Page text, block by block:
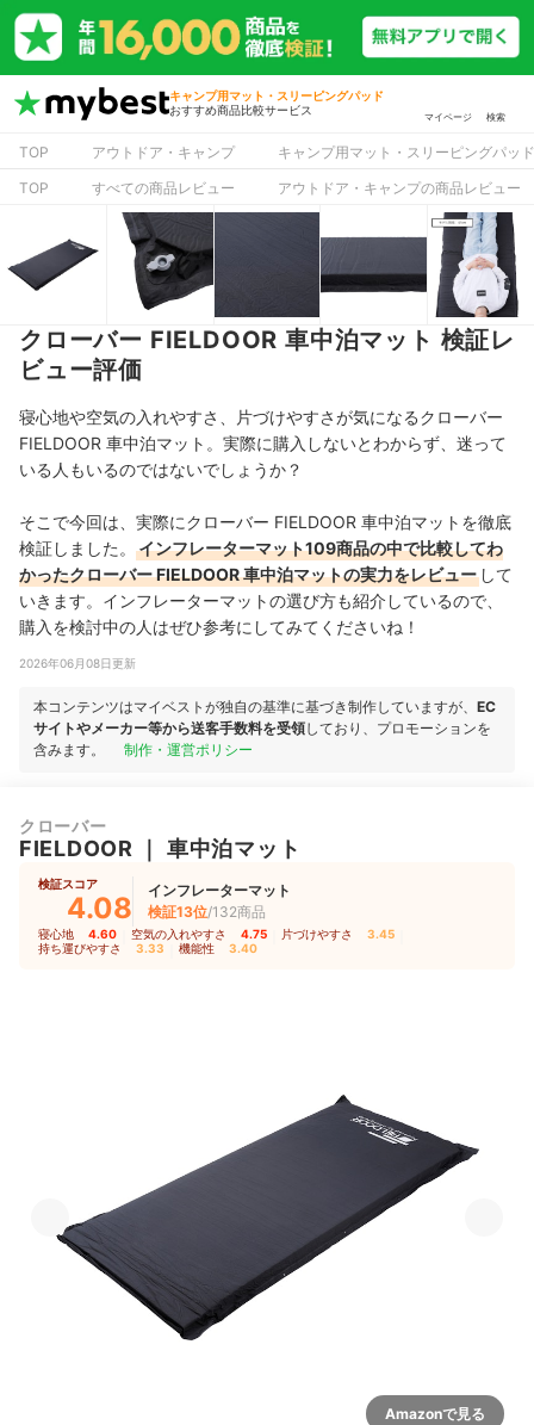
キャンプ用マット・スリーピングパッド
おすすめ商品比較サービス
マイページ 検索
TOP アウトドア・キャンプ
キャンプ用マット・スリーピングパッド
TOP
すべての商品レビュー アウトドア・キャンプの商品レビュー
クローバー FIELDOOR 車中泊マット 検証レ
ビュー評価
寝心地や空気の入れやすさ、片づけやすさが気になるクローバー
FIELDOOR 車中泊マット。実際に購入しないとわからず、迷って
いる人もいるのではないでしょうか？
そこで今回は、実際にクローバー FIELDOOR 車中泊マットを徹底
検証しました。
インフレーターマット109商品の中で比較してわ
かったクローバー FIELDOOR 車中泊マットの実力をレビュー して
いきます。インフレーターマットの選び方も紹介しているので、
購入を検討中の人はぜひ参考にしてみてくださいね！
2026年06月08日更新
本コンテンツはマイベストが独自の基準に基づき制作していますが、 EC
サイトやメーカー等から送客手数料を受領しており、プロモーションを
含みます。
制作・運営ポリシー
クローバー
FIELDOOR 車中泊マット
検証スコア
4.08
インフレーターマット
検証13位/132商品
寝心地 4.60 空気の入れやすさ 4.75 片づけやすさ 3.45
持ち運びやすさ 3.33 機能性 3.40
Amazonで見る